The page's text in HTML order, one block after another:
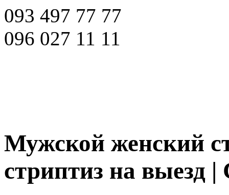
093 497 77 77
096 027 11 11
Мужской женский
стриптиз на выезд